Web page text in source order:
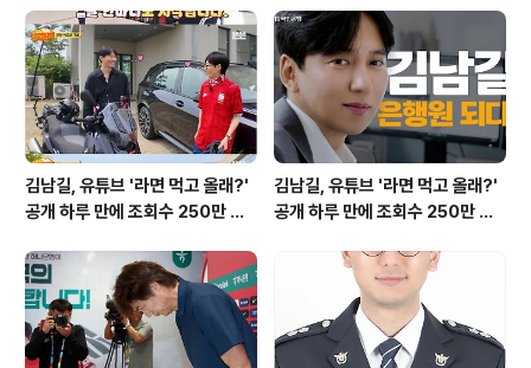
보입니다. 경쟁사와의 비교: 삼성전자 VS SK하이닉스삼성
전자는 최근 SK하이닉스에 D램 점유율에서 밀리고 있습
니다. 1·4분기 기준, SK하이닉스는 36%의 점유율을 기록
하며 D램 1위에 오른 반면, 삼..
김남길, 유튜브 '라면 먹고 올래?'
공개 하루 만에 조회수 250만 돌
김남길, 유튜브 '라면 먹고 올래?'
공개 하루 만에 조회수 250만 돌